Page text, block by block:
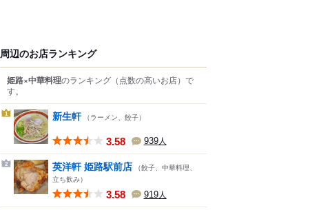
周辺のお店ランキング
姫路×中華料理のランキング （点数の高いお店） で
す。
1 新生軒 （ラーメン、餃子）
3.58 939人
2 英洋軒 姫路駅前店 （餃子、中華料理、
立ち飲み）
3.58 919人